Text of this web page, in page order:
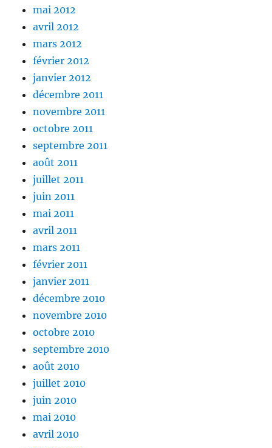
mai 2012
avril 2012
mars 2012
février 2012
janvier 2012
décembre 2011
novembre 2011
octobre 2011
septembre 2011
août 2011
juillet 2011
juin 2011
mai 2011
avril 2011
mars 2011
février 2011
janvier 2011
décembre 2010
novembre 2010
octobre 2010
septembre 2010
août 2010
juillet 2010
juin 2010
mai 2010
avril 2010